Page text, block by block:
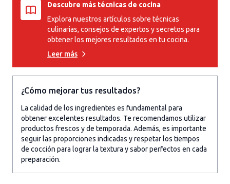
Descubre más técnicas de cocina
Explora nuestros artículos sobre técnicas
culinarias, consejos de expertos y secretos para
obtener los mejores resultados en tu cocina.
Leer más
¿Cómo mejorar tus resultados?
La calidad de los ingredientes es fundamental para
obtener excelentes resultados. Te recomendamos utilizar
productos frescos y de temporada. Además, es importante
seguir las proporciones indicadas y respetar los tiempos
de cocción para lograr la textura y sabor perfectos en cada
preparación.